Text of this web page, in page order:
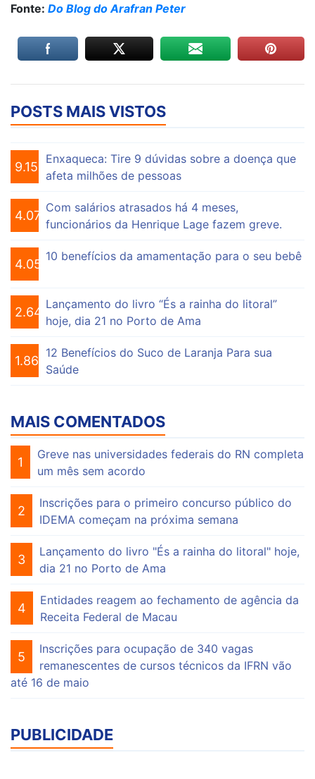
Fonte: Do Blog do Arafran Peter
POSTS MAIS VISTOS
9.154
Enxaqueca: Tire 9 dúvidas sobre a doença que
afeta milhões de pessoas
4.074
Com salários atrasados há 4 meses,
funcionários da Henrique Lage fazem greve.
4.055
10 benefícios da amamentação para o seu bebê
2.648
Lançamento do livro “És a rainha do litoral”
hoje, dia 21 no Porto de Ama
1.863
12 Benefícios do Suco de Laranja Para sua
Saúde
MAIS COMENTADOS
1
Greve nas universidades federais do RN completa
um mês sem acordo
2
Inscrições para o primeiro concurso público do
IDEMA começam na próxima semana
3
Lançamento do livro "És a rainha do litoral" hoje,
dia 21 no Porto de Ama
4
Entidades reagem ao fechamento de agência da
Receita Federal de Macau
5
Inscrições para ocupação de 340 vagas
remanescentes de cursos técnicos da IFRN vão
até 16 de maio
PUBLICIDADE